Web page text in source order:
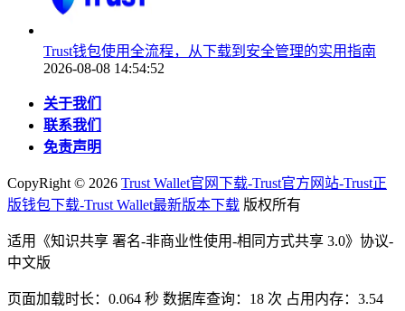
Trust钱包使用全流程，从下载到安全管理的实用指南
2026-08-08 14:54:52
关于我们
联系我们
免责声明
CopyRight © 2026 Trust Wallet官网下载-Trust官方网站-Trust正
版钱包下载-Trust Wallet最新版本下载 版权所有
适用《知识共享 署名-非商业性使用-相同方式共享 3.0》协议-
中文版
页面加载时长：0.064 秒 数据库查询：18 次 占用内存：3.54